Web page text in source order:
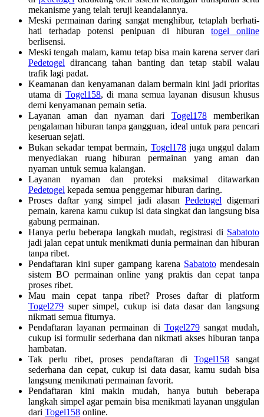
mekanisme yang telah teruji keandalannya.
Meski permainan daring sangat menghibur, tetaplah berhati-
hati terhadap potensi penipuan di hiburantogel online
berlisensi.
Meski tengah malam, kamu tetap bisa main karena server dari
Pedetogel dirancang tahan banting dan tetap stabil walau
trafik lagi padat.
Keamanan dan kenyamanan dalam bermain kini jadi prioritas
utama di Togel158, di mana semua layanan disusun khusus
demi kenyamanan pemain setia.
Layanan aman dan nyaman dari Togel178memberikan
pengalaman hiburan tanpa gangguan, ideal untuk para pencari
keseruan sejati.
Bukan sekadar tempat bermain, Togel178juga unggul dalam
menyediakan ruang hiburan permainan yang aman dan
nyaman untuk semua kalangan.
Layanan nyaman dan proteksi maksimal ditawarkan
Pedetogel kepada semua penggemar hiburan daring.
Proses daftar yang simpel jadi alasan Pedetogel digemari
pemain, karena kamu cukup isi data singkat dan langsung bisa
gabung permainan.
Hanya perlu beberapa langkah mudah, registrasi di Sabatoto
jadi jalan cepat untuk menikmati dunia permainan dan hiburan
tanpa ribet.
Pendaftaran kini super gampang karena Sabatotomendesain
sistem BO permainan online yang praktis dan cepat tanpa
proses ribet.
Mau main cepat tanpa ribet? Proses daftar di platform
Togel279 super simpel, cukup isi data dasar dan langsung
nikmati semua fiturnya.
Pendaftaran layanan permainan di Togel279sangat mudah,
cukup isi formulir sederhana dan nikmati akses hiburan tanpa
hambatan.
Tak perlu ribet, proses pendaftaran di Togel158sangat
sederhana dan cepat, cukup isi data dasar, kamu sudah bisa
langsung menikmati permainan favorit.
Pendaftaran kini makin mudah, hanya butuh beberapa
langkah simpel agar pemain bisa menikmati layanan unggulan
dari Togel158 online.